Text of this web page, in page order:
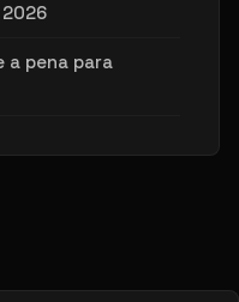
a pena para